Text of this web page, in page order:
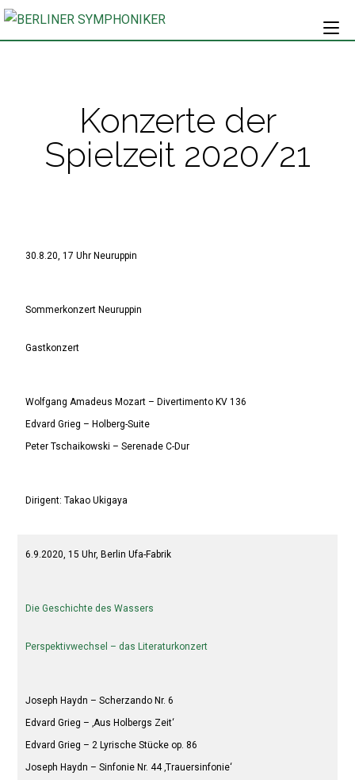
Konzerte der
Spielzeit 2020/21
30.8.20, 17 Uhr Neuruppin
Sommerkonzert Neuruppin
Gastkonzert
Wolfgang Amadeus Mozart – Divertimento KV 136
Edvard Grieg – Holberg-Suite
Peter Tschaikowski – Serenade C-Dur
Dirigent: Takao Ukigaya
6.9.2020, 15 Uhr, Berlin Ufa-Fabrik
Die Geschichte des Wassers
Perspektivwechsel – das Literaturkonzert
Joseph Haydn – Scherzando Nr. 6
Edvard Grieg – ‚Aus Holbergs Zeit‘
Edvard Grieg – 2 Lyrische Stücke op. 86
Joseph Haydn – Sinfonie Nr. 44 ‚Trauersinfonie‘